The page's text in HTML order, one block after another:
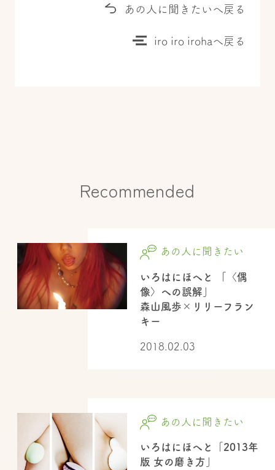
あの人に聞きたいへ戻る
iro iro irohaへ戻る
Recommended
あの人に聞きたい
いろはにほへと 「〈偶
像〉への誤解」
森山風歩×リリーフラン
キー
2018.02.03
あの人に聞きたい
いろはにほへと「2013年
版 女の磨き方」